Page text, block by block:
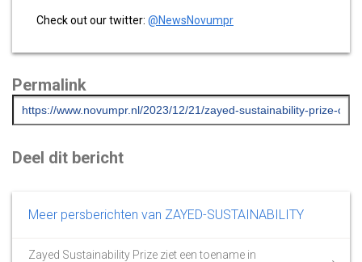
Check out our twitter: @NewsNovumpr
Permalink
Deel dit bericht
Meer persberichten van ZAYED-SUSTAINABILITY
Zayed Sustainability Prize ziet een toename in